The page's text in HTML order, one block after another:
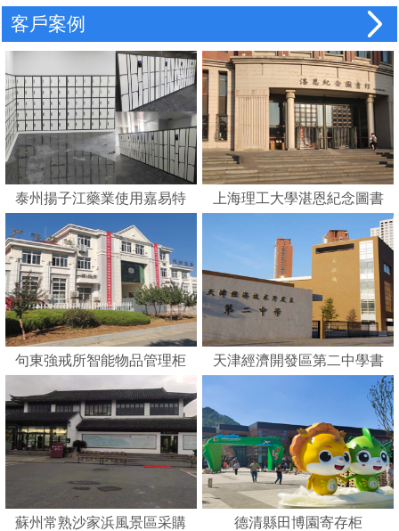
存柜
物柜 IC卡電子感應自助存包
柜
客戶案例
泰州揚子江藥業使用嘉易特
刷卡智能柜
上海理工大學湛恩紀念圖書
句東強戒所智能物品管理柜
天津經濟開發區第二中學書
蘇州常熟沙家浜風景區采購
德清縣田博園寄存柜